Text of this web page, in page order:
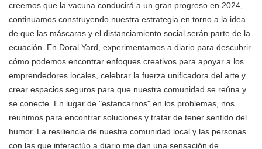
creemos que la vacuna conducirá a un gran progreso en 2024,
continuamos construyendo nuestra estrategia en torno a la idea
de que las máscaras y el distanciamiento social serán parte de la
ecuación. En Doral Yard, experimentamos a diario para descubrir
cómo podemos encontrar enfoques creativos para apoyar a los
emprendedores locales, celebrar la fuerza unificadora del arte y
crear espacios seguros para que nuestra comunidad se reúna y
se conecte. En lugar de "estancarnos" en los problemas, nos
reunimos para encontrar soluciones y tratar de tener sentido del
humor. La resiliencia de nuestra comunidad local y las personas
con las que interactúo a diario me dan una sensación de